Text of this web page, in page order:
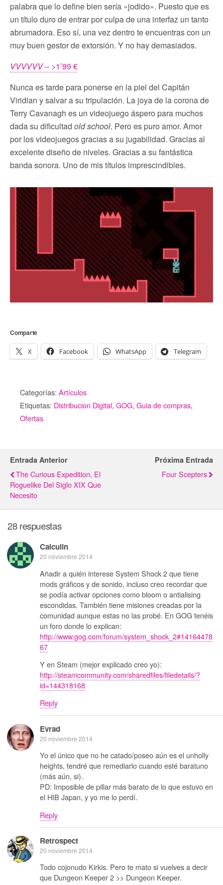
palabra que lo define bien sería «jodido». Puesto que es
un título duro de entrar por culpa de una interfaz un tanto
abrumadora. Eso sí, una vez dentro te encuentras con un
muy buen gestor de extorsión. Y no hay demasiados.
VVVVVV– >1’99 €
Nunca es tarde para ponerse en la piel del Capitán
Viridian y salvar a su tripulación. La joya de la corona de
Terry Cavanagh es un videojuego áspero para muchos
dada su dificultad old school. Pero es puro amor. Amor
por los videojuegos gracias a su jugabilidad. Gracias al
excelente diseño de niveles. Gracias a su fantástica
banda sonora. Uno de mis títulos imprescindibles.
Comparte
X Facebook WhatsApp Telegram
Categorías: Artículos
Etiquetas: Distribucion Digital, GOG, Guia de compras,
Ofertas
Entrada Anterior
The Curious Expedition, El
Roguelike Del Siglo XIX Que
Necesito
Próxima Entrada
Four Scepters
28 respuestas
Calculin
20 noviembre 2014
Añadir a quién interese System Shock 2 que tiene
mods gráficos y de sonido, incluso creo recordar que
se podía activar opciones como bloom o antialising
escondidas. También tiene misiones creadas por la
comunidad aunque estas no las probé. En GOG tenéis
un foro donde lo explican:
http://www.gog.com/forum/system_shock_2#14164478
67
Y en Steam (mejor explicado creo yo):
http://steamcommunity.com/sharedfiles/filedetails/?
id=144318168
Reply
Evrad
20 noviembre 2014
Yo el único que no he catado/poseo aún es el unholly
heights, tendré que remediarlo cuando esté baratuno
(más aún, si).
PD: Imposible de pillar más barato de lo que estuvo en
el HIB Japan, y yo me lo perdí.
Reply
Retrospect
20 noviembre 2014
Todo cojonudo Kirkis. Pero te mato si vuelves a decir
que Dungeon Keeper 2 >> Dungeon Keeper.